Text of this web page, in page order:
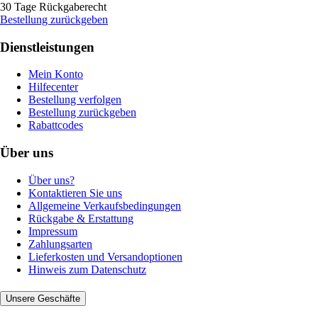
30 Tage Rückgaberecht
Bestellung zurückgeben
Dienstleistungen
Mein Konto
Hilfecenter
Bestellung verfolgen
Bestellung zurückgeben
Rabattcodes
Über uns
Über uns?
Kontaktieren Sie uns
Allgemeine Verkaufsbedingungen
Rückgabe & Erstattung
Impressum
Zahlungsarten
Lieferkosten und Versandoptionen
Hinweis zum Datenschutz
Unsere Geschäfte